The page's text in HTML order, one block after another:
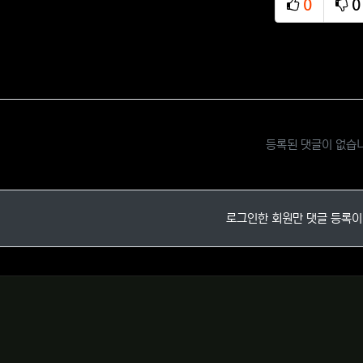
0
추천
0
비
등록된 댓글이 없습
로그인한 회원만 댓글 등록